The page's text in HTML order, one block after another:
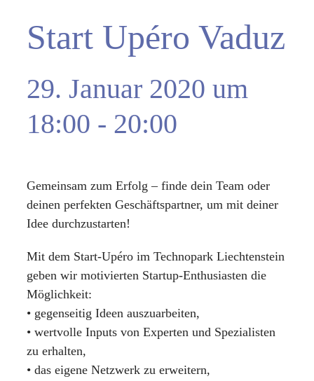
Start Upéro Vaduz
29. Januar 2020 um
18:00 - 20:00
Gemeinsam zum Erfolg – finde dein Team oder
deinen perfekten Geschäftspartner, um mit deiner
Idee durchzustarten!
Mit dem Start-Upéro im Technopark Liechtenstein
geben wir motivierten Startup-Enthusiasten die
Möglichkeit:
• gegenseitig Ideen auszuarbeiten,
• wertvolle Inputs von Experten und Spezialisten
zu erhalten,
• das eigene Netzwerk zu erweitern,